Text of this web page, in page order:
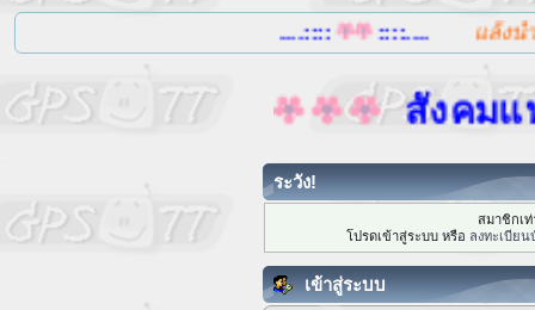
....:::: ::::.... แล้งน้ำ,
สังคมแห่
ระวัง!
สมาชิกเ
โปรดเข้าสู่ระบบ หรือ ลงทะเบีย
เข้าสู่ระบบ